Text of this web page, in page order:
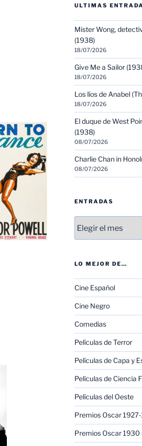
ULTIMAS
Mister Wong,
(1938)
18/07/2026
Give Me a Sailor
18/07/2026
Los líos de Anabel
18/07/2026
El duque de West
(1938)
08/07/2026
Charlie Chan in
08/07/2026
ENTRADAS
LO MEJOR DE…
Cine Español
Cine Negro
Comedias
Películas de Terror
Películas de Capa y
Películas de Ciencia
Películas del Oeste
Premios Oscar
Premios Oscar 1930